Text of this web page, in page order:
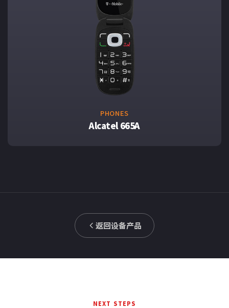
PHONES
Alcatel 665A
返回设备产品
NEXT STEPS